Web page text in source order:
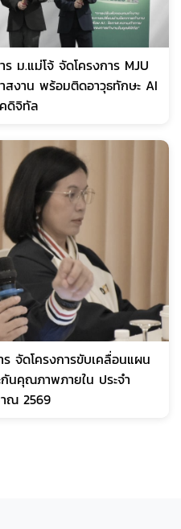
ม.แม่โจ้ จัดโครงการ MJU
สงาน พร้อมติดอาวุธทักษะ AI
ดิจิทัล
จัดโครงการขับเคลื่อนแผน
นคุณภาพภายใน ประจำ
ณ 2569